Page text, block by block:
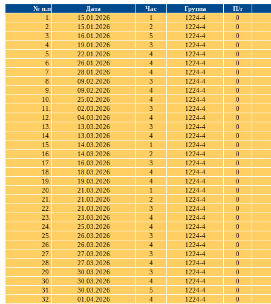
№ п.п Дата Час Группа
П/г
1.
15.01.2026 1 1224-4
0
2.
15.01.2026 2 1224-4
0
3.
16.01.2026 5 1224-4
0
4.
19.01.2026 3 1224-4
0
5.
22.01.2026 4 1224-4
0
6.
26.01.2026 4 1224-4
0
7.
28.01.2026 4 1224-4
0
8.
09.02.2026 3 1224-4
0
9.
09.02.2026 4 1224-4
0
10.
25.02.2026 4 1224-4
0
11.
02.03.2026 3 1224-4
0
12.
04.03.2026 4 1224-4
0
13.
13.03.2026 3 1224-4
0
14.
13.03.2026 4 1224-4
0
15.
14.03.2026 1 1224-4
0
16.
14.03.2026 2 1224-4
0
17.
16.03.2026 3 1224-4
0
18.
18.03.2026 4 1224-4
0
19.
19.03.2026 4 1224-4
0
20.
21.03.2026 1 1224-4
0
21.
21.03.2026 2 1224-4
0
22.
21.03.2026 3 1224-4
0
23.
23.03.2026 4 1224-4
0
24.
25.03.2026 4 1224-4
0
25.
26.03.2026 3 1224-4
0
26.
26.03.2026 4 1224-4
0
27.
27.03.2026 3 1224-4
0
28.
27.03.2026 4 1224-4
0
29.
30.03.2026 3 1224-4
0
30.
30.03.2026 4 1224-4
0
31.
30.03.2026 5 1224-4
0
32.
01.04.2026 4 1224-4
0